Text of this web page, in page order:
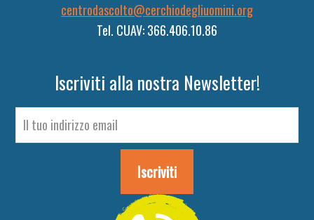
centrodascolto@cerchiodegliuomini.org
Tel. CUAV: 366.406.10.86
Iscriviti alla nostra Newsletter!